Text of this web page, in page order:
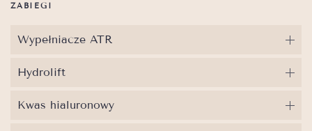
ZABIEGI
Wypełniacze ATR
Hydrolift
Kwas hialuronowy